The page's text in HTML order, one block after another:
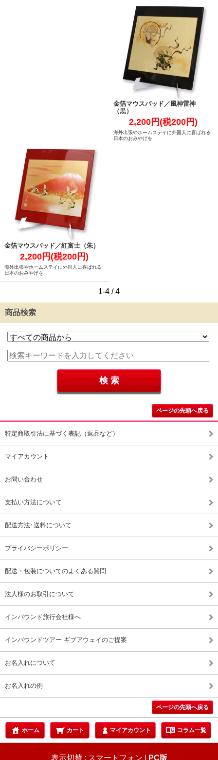
金箔マウスパッド／風神雷神
（黒）
2,200円(税200円)
海外出張やホームステイに外国人に喜ばれる
日本のおみやげを
金箔マウスパッド／紅富士（朱）
2,200円(税200円)
海外出張やホームステイに外国人に喜ばれる
日本のおみやげを
1-4 / 4
商品検索
ページの先頭へ戻る
特定商取引法に基づく表記（返品など）
マイアカウント
お問い合わせ
支払い方法について
配送方法･送料について
プライバシーポリシー
配送・包装についてのよくある質問
法人様のお取引について
インバウンド旅行会社様へ
インバウンドツアー ギブアウェイのご提案
お名入れについて
お名入れの例
ページの先頭へ戻る
ホーム カート マイアカウント menu_book コラム一覧
表示切替 : スマートフォン PC版